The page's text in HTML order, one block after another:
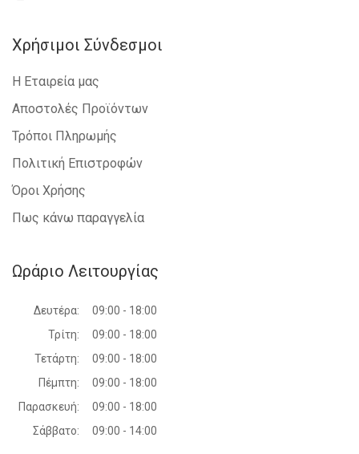
Χρήσιμοι Σύνδεσμοι
Η Εταιρεία μας
Αποστολές Προϊόντων
Τρόποι Πληρωμής
Πολιτική Επιστροφών
Όροι Χρήσης
Πως κάνω παραγγελία
Ωράριο Λειτουργίας
Δευτέρα:
09:00 - 18:00
Τρίτη:
09:00 - 18:00
Τετάρτη:
09:00 - 18:00
Πέμπτη:
09:00 - 18:00
Παρασκευή:
09:00 - 18:00
Σάββατο:
09:00 - 14:00